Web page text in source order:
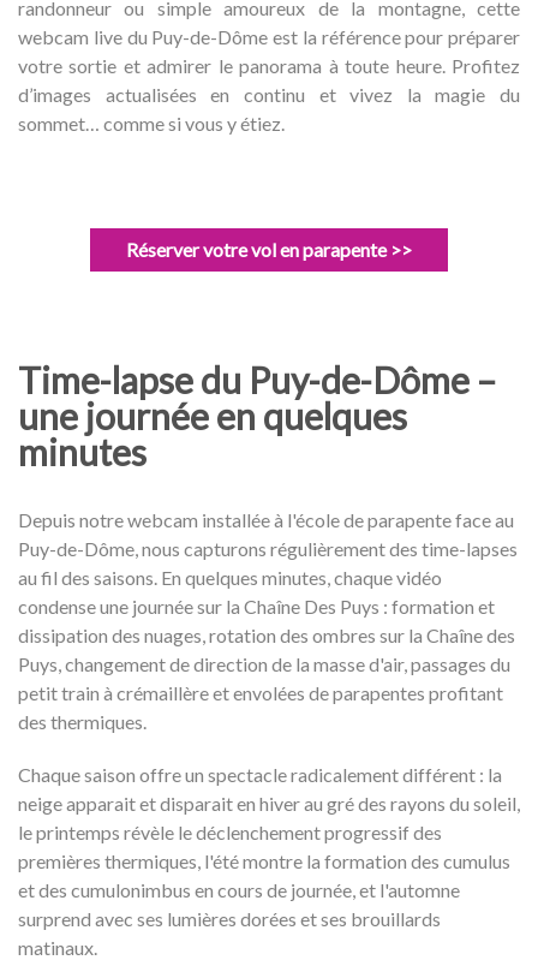
randonneur ou simple amoureux de la montagne, cette
webcam live du Puy-de-Dôme est la référence pour préparer
votre sortie et admirer le panorama à toute heure. Profitez
d’images actualisées en continu et vivez la magie du
sommet… comme si vous y étiez.
Réserver votre vol en parapente >>
Time-lapse du Puy-de-Dôme –
une journée en quelques
minutes
Depuis notre webcam installée à l'école de parapente face au
Puy-de-Dôme, nous capturons régulièrement des time-lapses
au fil des saisons. En quelques minutes, chaque vidéo
condense une journée sur la Chaîne Des Puys : formation et
dissipation des nuages, rotation des ombres sur la Chaîne des
Puys, changement de direction de la masse d'air, passages du
petit train à crémaillère et envolées de parapentes profitant
des thermiques.
Chaque saison offre un spectacle radicalement différent : la
neige apparait et disparait en hiver au gré des rayons du soleil,
le printemps révèle le déclenchement progressif des
premières thermiques, l'été montre la formation des cumulus
et des cumulonimbus en cours de journée, et l'automne
surprend avec ses lumières dorées et ses brouillards
matinaux.